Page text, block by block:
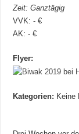
Zeit: Ganztägig
VVK: - €
AK: - €
Flyer:
Kategorien: Keine